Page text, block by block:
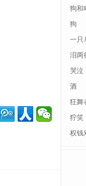
狗和
狗
一只
泪两
哭泣
酒
狂舞
狞笑
权钱